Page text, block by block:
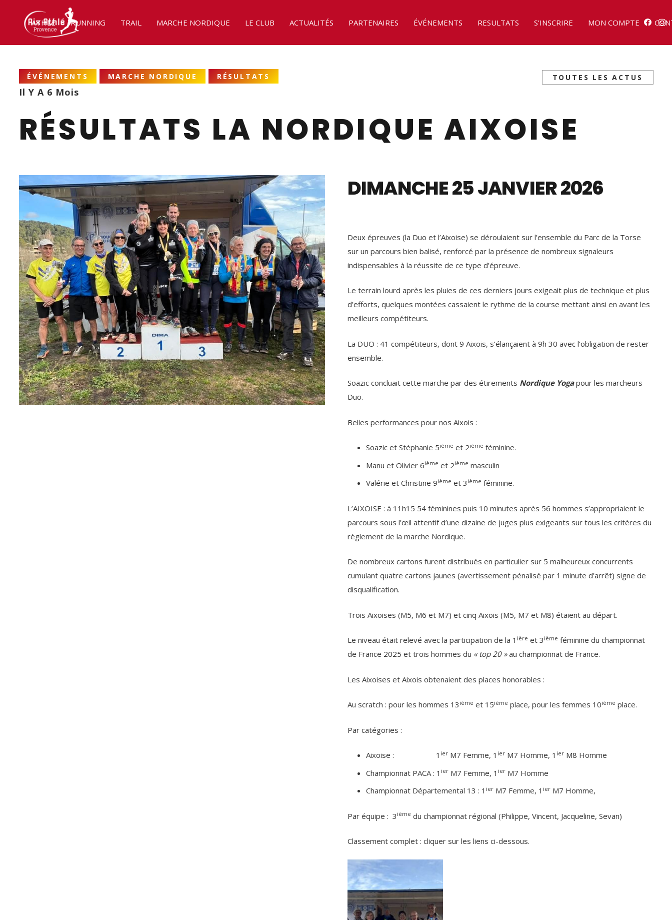
ATHLÉ RUNNING TRAIL MARCHE NORDIQUE LE CLUB ACTUALITÉS PARTENAIRES ÉVÉNEMENTS RESULTATS S’INSCRIRE MON COMPTE
ÉVÉNEMENTS MARCHE NORDIQUE RÉSULTATS
Il Y A 6 Mois
TOUTES LES ACTUS
RÉSULTATS LA NORDIQUE AIXOISE
DIMANCHE 25 JANVIER 2026
Deux épreuves (la Duo et l’Aixoise) se déroulaient sur l’ensemble du Parc de la Torse
sur un parcours bien balisé, renforcé par la présence de nombreux signaleurs
indispensables à la réussite de ce type d’épreuve.
Le terrain lourd après les pluies de ces derniers jours exigeait plus de technique et plus
d’efforts, quelques montées cassaient le rythme de la course mettant ainsi en avant les
meilleurs compétiteurs.
La DUO : 41 compétiteurs, dont 9 Aixois, s’élançaient à 9h 30 avec l’obligation de rester
ensemble.
Soazic concluait cette marche par des étirements Nordique Yogapour les marcheurs
Duo.
Belles performances pour nos Aixois :
Soazic et Stéphanie 5ième et 2ième féminine.
Manu et Olivier 6ième et 2ième masculin
Valérie et Christine 9ième et 3 ième féminine.
L’AIXOISE : à 11h15 54 féminines puis 10 minutes après 56 hommes s’appropriaient le
parcours sous l’œil attentif d’une dizaine de juges plus exigeants sur tous les critères du
règlement de la marche Nordique.
De nombreux cartons furent distribués en particulier sur 5 malheureux concurrents
cumulant quatre cartons jaunes (avertissement pénalisé par 1 minute d’arrêt) signe de
disqualification.
Trois Aixoises (M5, M6 et M7) et cinq Aixois (M5, M7 et M8) étaient au départ.
Le niveau était relevé avec la participation de la 1 ière et 3 ième féminine du championnat
de France 2025 et trois hommes du « top 20 »au championnat de France.
Les Aixoises et Aixois obtenaient des places honorables :
Au scratch : pour les hommes 13 ième et 15ième place, pour les femmes 10ième place.
Par catégories :
Aixoise : 1 ier M7 Femme, 1 ier M7 Homme, 1 ier M8 Homme
Championnat PACA : 1 ier M7 Femme, 1 ier M7 Homme
Championnat Départemental 13 : 1 ier M7 Femme, 1 ier M7 Homme,
Par équipe : 3 ième du championnat régional (Philippe, Vincent, Jacqueline, Sevan)
Classement complet : cliquer sur les liens ci-dessous.